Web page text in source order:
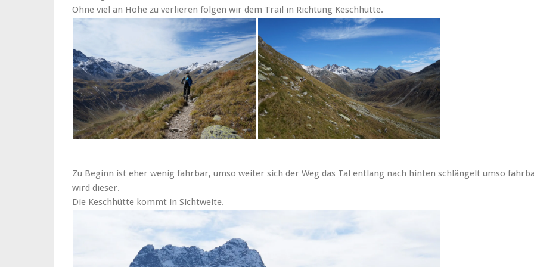
Ohne viel an Höhe zu verlieren folgen wir dem Trail in Richtung Keschhütte.
Zu Beginn ist eher wenig fahrbar, umso weiter sich der Weg das Tal entlang nach hinten schlängelt umso
wird dieser.
Die Keschhütte kommt in Sichtweite.